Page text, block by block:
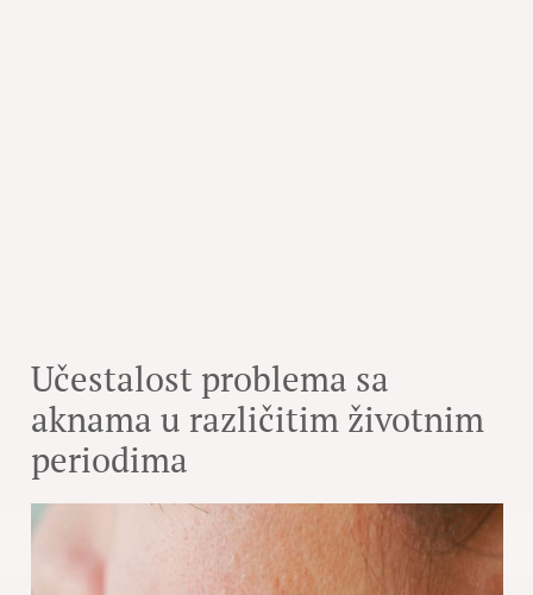
Učestalost problema sa
aknama u različitim životnim
periodima